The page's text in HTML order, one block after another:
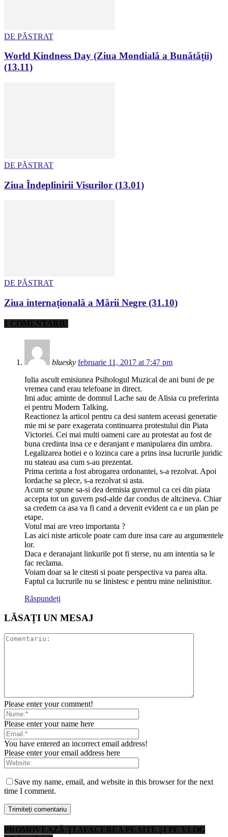
DE PĂSTRAT
World Kindness Day (Ziua Mondială a Bunătății)
(13.11)
DE PĂSTRAT
Ziua Îndeplinirii Visurilor (13.01)
DE PĂSTRAT
Ziua internațională a Mării Negre (31.10)
1 COMENTARIU
bluesky februarie 11, 2017 at 7:47 pm
Iulia ascult emisiunea Psihologul Muzical de ani buni de pe
vremea cand erau telefoane in direct.
Imi aduc aminte de domnul Lache sau de Alisia cu preferinta
ei pentru Modern Talking.
Reactionez la articol pentru ca desi suntem aceeasi generatie
mie mi se pare exagerata continuarea protestului din Piata
Victoriei. Cei mai multi oameni care au protestat au fost de
buna credinta insa ce e deranjant e manipularea din umbra.
Legalizarea hotiei e o lozinca care a prins insa lucrurile juridic
nu stateau asa cum s-au prezentat.
Prima cerinta a fost abrogarea ordonantei, s-a rezolvat. Apoi
Iordache sa plece, s-a rezolvat si asta.
Acum se spune sa-si dea demisia guvernul ca cei din piata
accepta tot un guvern psd-alde dar condus de altcineva. Chiar
sa credem ca asa va fi cand a devenit evident ca e un plan pe
etape.
Votul mai are vreo importanta ?
Las aici niste articole poate cam dure insa care au argumentele
lor.
Daca e deranajant linkurile pot fi sterse, nu am intentia sa le
fac reclama.
Voiam doar sa le citesti si poate perspectiva va parea alta.
Faptul ca lucrurile nu se linistesc e pentru mine nelinistitor.
Răspundeți
LĂSAȚI UN MESAJ
Please enter your comment!
Please enter your name here
You have entered an incorrect email address!
Please enter your email address here
Save my name, email, and website in this browser for the next
time I comment.
PROMOVEAZĂ-ȚI AFACEREA PE SITE ȘI PE VLOG